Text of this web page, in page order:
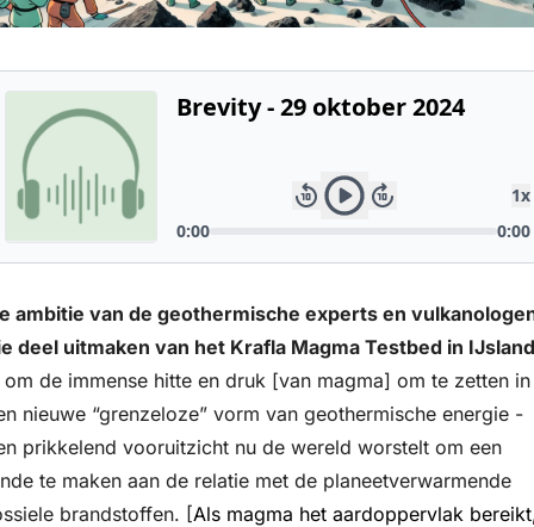
ambitie van de geothermische experts en
deel uitmaken van het Krafla Magma Testbed in IJsland
om de immense hitte en druk [van magma] om te zetten in
nieuwe “grenzeloze” vorm van geothermische energie -
prikkelend vooruitzicht nu de wereld worstelt om een
te maken aan de relatie met de planeetverwarmende
brandstoffen. [Als magma het aardoppervlak